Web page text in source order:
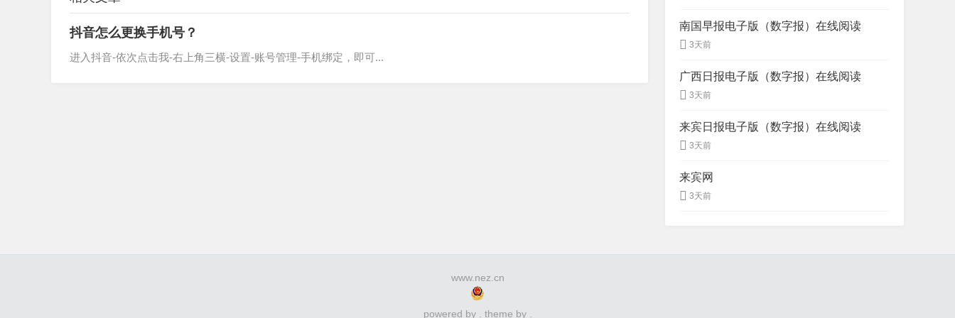
抖音怎么更换手机号？
进入抖音-依次点击我-右上角三横-设置-账号管理-手机绑定，即可...
南国早报电子版（数字报）在线阅读
3天前
广西日报电子版（数字报）在线阅读
3天前
来宾日报电子版（数字报）在线阅读
3天前
来宾网
3天前
www.nez.cn
powered by . theme by .